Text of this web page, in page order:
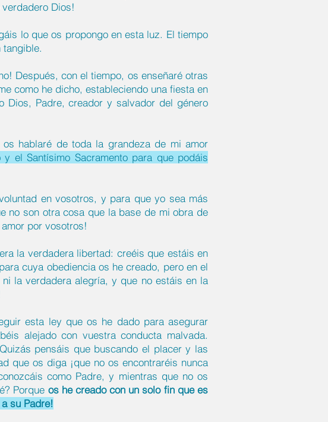
Dios!
lo que os propongo en esta luz. El tiempo
Después, con el tiempo, os enseñaré otras
como he dicho, estableciendo una fiesta en
Padre, creador y salvador del género
hablaré de toda la grandeza de mi amor
el Santísimo Sacramento para que podáis
en vosotros, y para que yo sea más
no son otra cosa que la base de mi obra de
por vosotros!
la verdadera libertad: creéis que estáis en
cuya obediencia os he creado, pero en el
la verdadera alegría, y que no estáis en la
esta ley que os he dado para asegurar
alejado con vuestra conducta malvada.
pensáis que buscando el placer y las
que os diga ¡que no os encontraréis nunca
como Padre, y mientras que no os
Porque os he creado con un solo fin que es
su Padre!